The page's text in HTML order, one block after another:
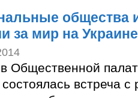
общества
за мир на Украине
Общественной
встреча с